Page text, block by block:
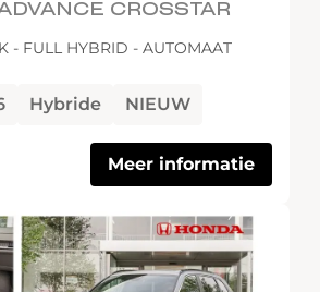
CROSSTAR
- FULL HYBRID - AUTOMAAT
Hybride NIEUW
Meer informatie